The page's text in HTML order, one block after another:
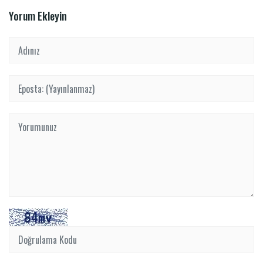
Yorum Ekleyin